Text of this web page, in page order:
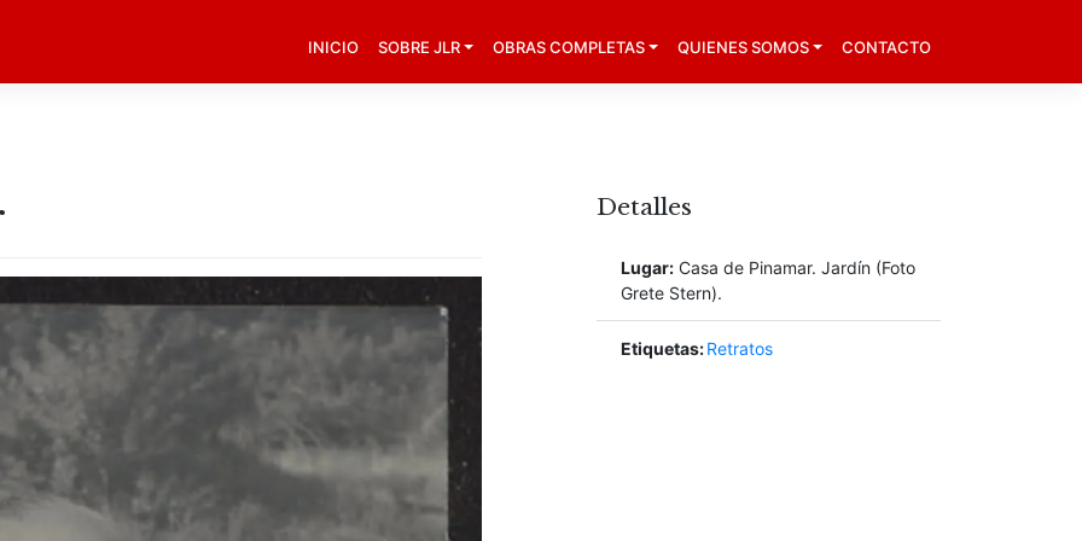
INICIO SOBRE JLR OBRAS COMPLETAS QUIENES SOMOS CONTACTO
Detalles
Lugar: Casa de Pinamar. Jardín (Foto
Grete Stern).
Etiquetas:Retratos